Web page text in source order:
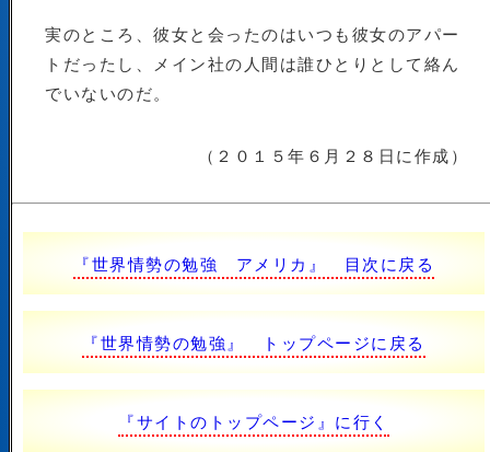
実のところ、彼女と会ったのはいつも彼女のアパー
トだったし、メイン社の人間は誰ひとりとして絡ん
でいないのだ。
（２０１５年６月２８日に作成）
『世界情勢の勉強 アメリカ』 目次に戻る
『世界情勢の勉強』 トップページに戻る
『サイトのトップページ』に行く